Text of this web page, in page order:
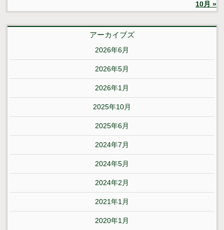
10月 »
アーカイブズ
2026年6月
2026年5月
2026年1月
2025年10月
2025年6月
2024年7月
2024年5月
2024年2月
2021年1月
2020年1月